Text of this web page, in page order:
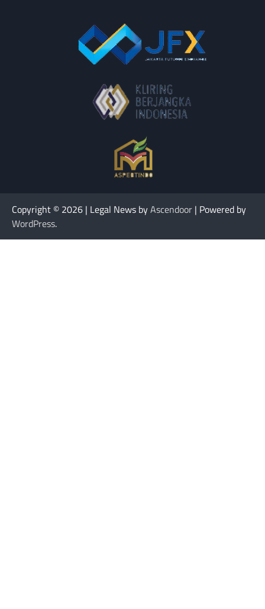
Copyright © 2026 | Legal News byAscendoor | Powered by
WordPress.